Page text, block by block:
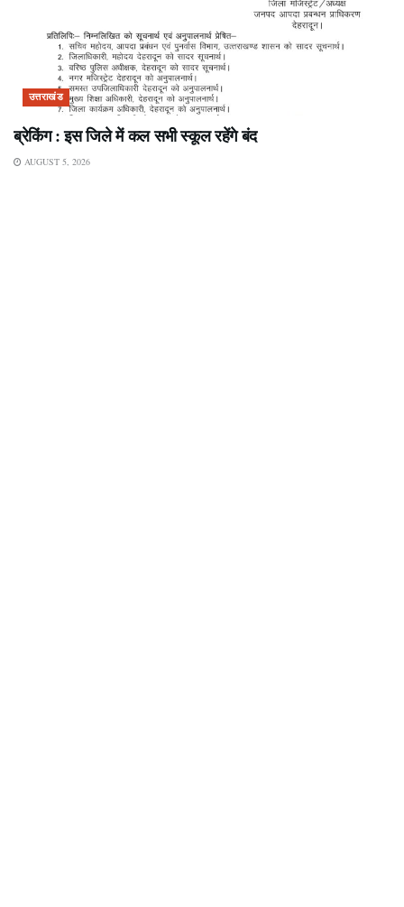
उत्तराखंड
ब्रेकिंग : इस जिले में कल सभी स्कूल रहेंगे बंद
AUGUST 5, 2026